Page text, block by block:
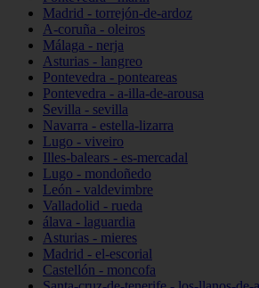
Madrid - torrejón-de-ardoz
A-coruña - oleiros
Málaga - nerja
Asturias - langreo
Pontevedra - ponteareas
Pontevedra - a-illa-de-arousa
Sevilla - sevilla
Navarra - estella-lizarra
Lugo - viveiro
Illes-balears - es-mercadal
Lugo - mondoñedo
León - valdevimbre
Valladolid - rueda
álava - laguardia
Asturias - mieres
Madrid - el-escorial
Castellón - moncofa